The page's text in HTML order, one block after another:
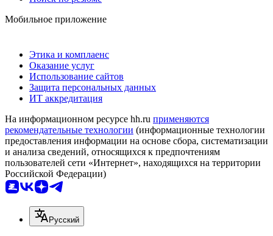
Мобильное приложение
Этика и комплаенс
Оказание услуг
Использование сайтов
Защита персональных данных
ИТ аккредитация
На информационном ресурсе hh.ru применяются
рекомендательные технологии (информационные технологии
предоставления информации на основе сбора, систематизации
и анализа сведений, относящихся к предпочтениям
пользователей сети «Интернет», находящихся на территории
Российской Федерации)
Русский